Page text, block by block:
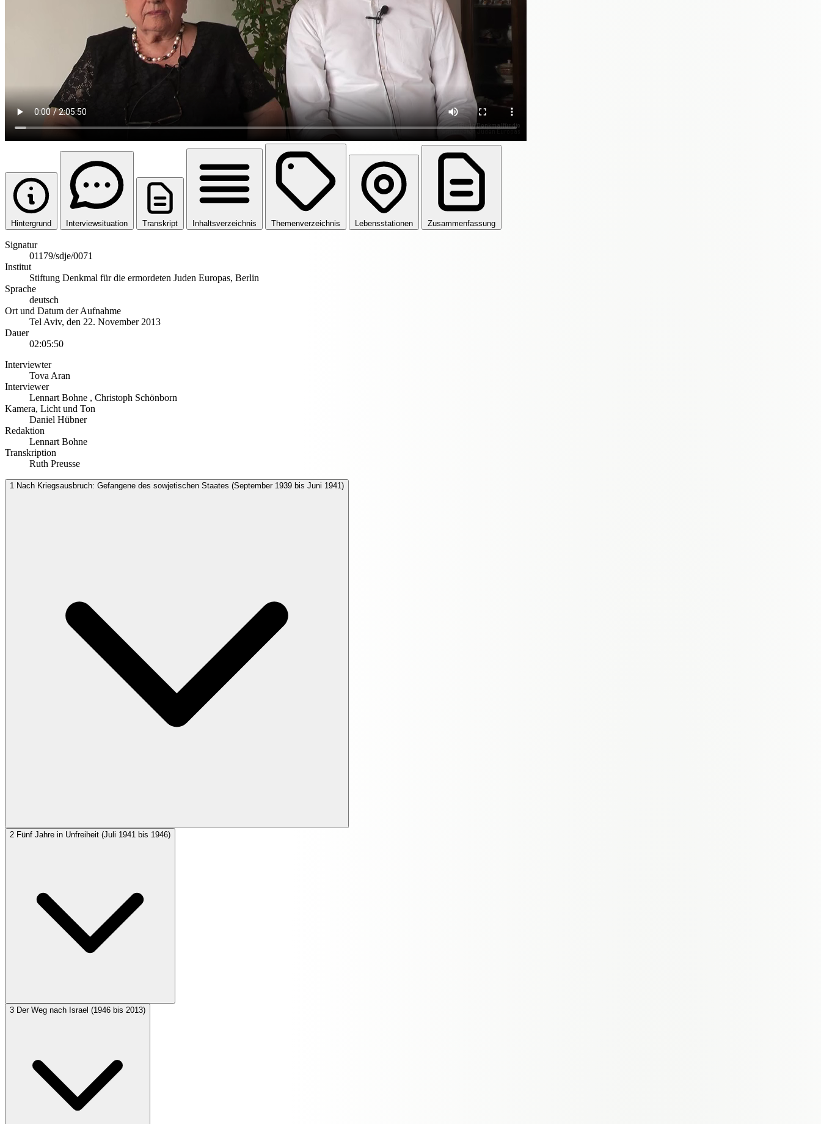
Hintergrund Interviewsituation Transkript Inhaltsverzeichnis Themenverzeichnis Lebensstationen Zusammenfassung
Signatur
01179/sdje/0071
Institut
Stiftung Denkmal für die ermordeten Juden Europas, Berlin
Sprache
deutsch
Ort und Datum der Aufnahme
Tel Aviv, den 22. November 2013
Dauer
02:05:50
Interviewter
Tova Aran
Interviewer
Lennart Bohne , Christoph Schönborn
Kamera, Licht und Ton
Daniel Hübner
Redaktion
Lennart Bohne
Transkription
Ruth Preusse
1 Nach Kriegsausbruch: Gefangene des sowjetischen Staates (September 1939 bis Juni 1941)
2 Fünf Jahre in Unfreiheit (Juli 1941 bis 1946)
3 Der Weg nach Israel (1946 bis 2013)